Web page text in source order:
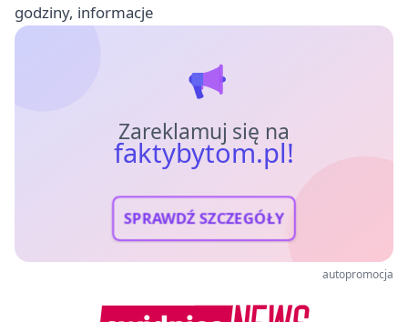
godziny, informacje
Zareklamuj się na
faktybytom.pl!
SPRAWDŹ SZCZEGÓŁY
autopromocja